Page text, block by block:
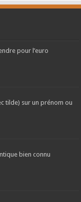
pour l’euro
tilde) sur un prénom ou
bien connu